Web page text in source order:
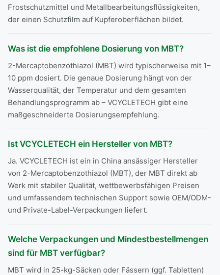
Frostschutzmittel und Metallbearbeitungsflüssigkeiten,
der einen Schutzfilm auf Kupferoberflächen bildet.
Was ist die empfohlene Dosierung von MBT?
2-Mercaptobenzothiazol (MBT) wird typischerweise mit 1–
10 ppm dosiert. Die genaue Dosierung hängt von der
Wasserqualität, der Temperatur und dem gesamten
Behandlungsprogramm ab – VCYCLETECH gibt eine
maßgeschneiderte Dosierungsempfehlung.
Ist VCYCLETECH ein Hersteller von MBT?
Ja. VCYCLETECH ist ein in China ansässiger Hersteller
von 2-Mercaptobenzothiazol (MBT), der MBT direkt ab
Werk mit stabiler Qualität, wettbewerbsfähigen Preisen
und umfassendem technischen Support sowie OEM/ODM-
und Private-Label-Verpackungen liefert.
Welche Verpackungen und Mindestbestellmengen
sind für MBT verfügbar?
MBT wird in 25-kg-Säcken oder Fässern (ggf. Tabletten)